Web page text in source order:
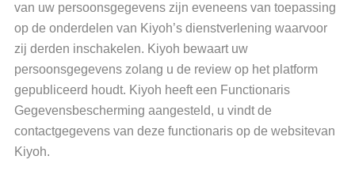
van uw persoonsgegevens zijn eveneens van toepassing
op de onderdelen van Kiyoh’s dienstverlening waarvoor
zij derden inschakelen. Kiyoh bewaart uw
persoonsgegevens zolang u de review op het platform
gepubliceerd houdt. Kiyoh heeft een Functionaris
Gegevensbescherming aangesteld, u vindt de
contactgegevens van deze functionaris op de websitevan
Kiyoh.